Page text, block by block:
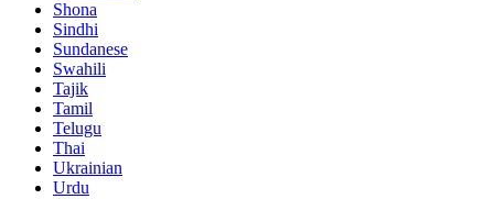
Shona
Sindhi
Sundanese
Swahili
Tajik
Tamil
Telugu
Thai
Ukrainian
Urdu